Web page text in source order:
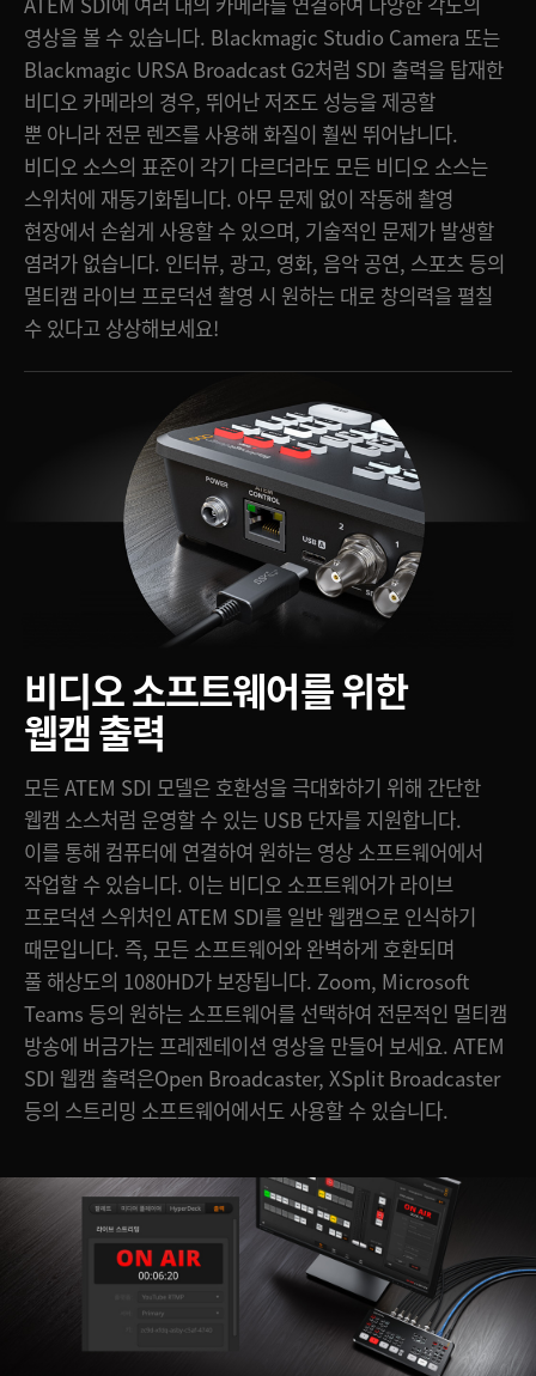
영상을 볼 수 있습니다. Blackmagic Studio Camera 또는
Blackmagic URSA Broadcast G2처럼 SDI 출력을 탑재한
비디오 카메라의 경우, 뛰어난 저조도 성능을 제공할
뿐 아니라 전문 렌즈를 사용해 화질이 훨씬 뛰어납니다.
비디오 소스의 표준이 각기 다르더라도 모든 비디오 소스는
스위처에 재동기화됩니다. 아무 문제 없이 작동해 촬영
현장에서 손쉽게 사용할 수 있으며, 기술적인 문제가 발생할
염려가 없습니다. 인터뷰, 광고, 영화, 음악 공연, 스포츠 등의
멀티캠 라이브 프로덕션 촬영 시 원하는 대로 창의력을 펼칠
수 있다고 상상해보세요!
비디오소프트웨어를위한
웹캠 출력
모든 ATEM SDI 모델은 호환성을 극대화하기 위해 간단한
웹캠 소스처럼 운영할 수 있는 USB 단자를 지원합니다.
이를 통해 컴퓨터에 연결하여 원하는 영상 소프트웨어에서
작업할 수 있습니다. 이는 비디오 소프트웨어가 라이브
프로덕션 스위처인 ATEM SDI를 일반 웹캠으로 인식하기
때문입니다. 즉, 모든 소프트웨어와 완벽하게 호환되며
풀 해상도의 1080HD가 보장됩니다. Zoom, Microsoft
Teams 등의 원하는 소프트웨어를 선택하여 전문적인 멀티캠
방송에 버금가는 프레젠테이션 영상을 만들어 보세요. ATEM
SDI 웹캠 출력은Open Broadcaster, XSplit Broadcaster
등의 스트리밍 소프트웨어에서도 사용할 수 있습니다.